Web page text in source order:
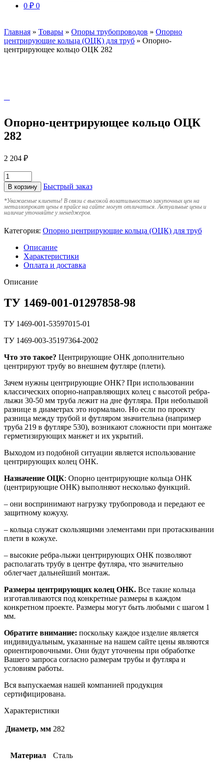
0 ₽ 0
Главная » Товары » Опоры трубопроводов » Опорно
центрирующие кольца (ОЦК) для труб » Опорно-
центрирующее кольцо ОЦК 282
Опорно-центрирующее кольцо ОЦК
282
2 204 ₽
В корзину Быстрый заказ
*Уважаемые клиенты! В связи с высокой волатильностью закупочных цен на
металлопрокат цены в прайсе на сайте могут отличаться. Актуальные цены и
наличие уточняйте у менеджеров.
Категория: Опорно центрирующие кольца (ОЦК) для труб
Описание
Характеристики
Оплата и доставка
Описание
ТУ 1469-001-01297858-98
ТУ 1469-001-53597015-01
ТУ 1469-003-35197364-2002
Что это такое? Центрирующие ОНК дополнительно
центрируют трубу во внешнем футляре (плети).
Зачем нужны центрирующие ОНК? При использовании
классических опорно-направляющих колец с высотой ребра-
лыжи 30-50 мм труба лежит на дне футляра. При небольшой
разнице в диаметрах это нормально. Но если по проекту
разница между трубой и футляром значительна (например
труба 219 в футляре 530), возникают сложности при монтаже
герметизирующих манжет и их укрытий.
Выходом из подобной ситуации является использование
центрирующих колец ОНК.
Назначение ОЦК: Опорно центрирующие кольца ОНК
(центрирующие ОНК) выполняют несколько функций.
– они воспринимают нагрузку трубопровода и передают ее
защитному кожуху.
– кольца служат скользящими элементами при протаскивании
плети в кожухе.
– высокие ребра-лыжи центрирующих ОНК позволяют
располагать трубу в центре футляра, что значительно
облегчает дальнейший монтаж.
Размеры центрирующих колец ОНК. Все такие кольца
изготавливаются под конкретные размеры в каждом
конкретном проекте. Размеры могут быть любыми с шагом 1
мм.
Обратите внимание: поскольку каждое изделие является
индивидуальным, указанные на нашем сайте цены являются
ориентировочными. Они будут уточнены при обработке
Вашего запроса согласно размерам трубы и футляра и
условиям работы.
Вся выпускаемая нашей компанией продукция
сертифицирована.
Характеристики
Диаметр, мм 282
Материал Сталь